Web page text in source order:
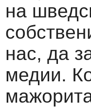
на
нас, да
медии.